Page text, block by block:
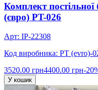
Комплект
(євро) PT-026
Арт: IP-22308
Код виробника: PT (evro)-
3520.00 грн4400.00 грн-
У кошик